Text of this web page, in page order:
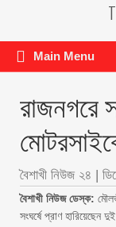
Main Menu
রাজনগরে
বৈশাখী নিউজ ২৪ |
বৈশাখী নিউজ ডেস্ক:
সংঘর্ষে প্রাণ